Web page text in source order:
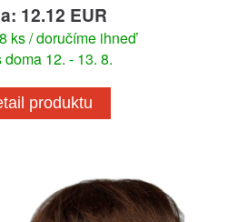
12.12 EUR
ks / doručíme ihneď
doma 12. - 13. 8.
produktu